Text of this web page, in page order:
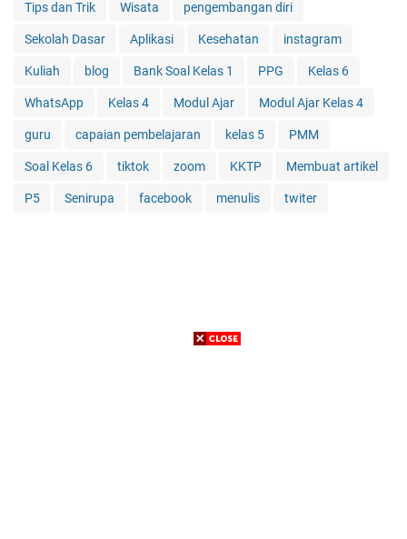
Tips dan Trik Wisata pengembangan diri
Sekolah Dasar Aplikasi Kesehatan instagram
Kuliah blog Bank Soal Kelas 1 PPG Kelas 6
WhatsApp Kelas 4 Modul Ajar Modul Ajar Kelas 4
guru capaian pembelajaran kelas 5 PMM
Soal Kelas 6 tiktok zoom KKTP Membuat artikel
P5 Senirupa facebook menulis twiter